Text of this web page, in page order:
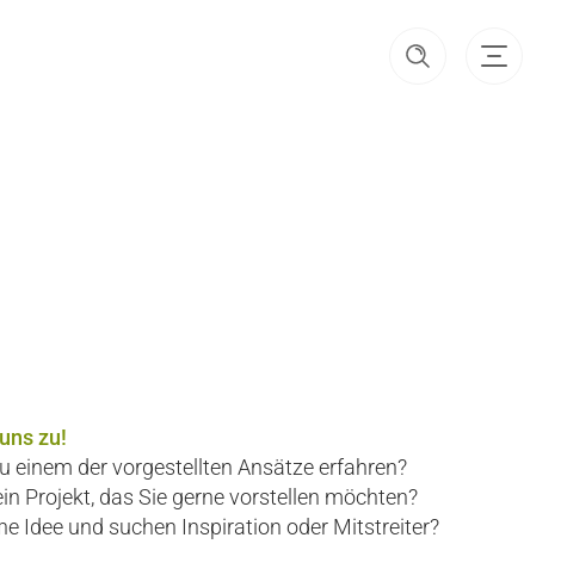
zu!
einem der vorgestellten Ansätze erfahren?
Projekt, das Sie gerne vorstellen möchten?
Idee und suchen Inspiration oder Mitstreiter?